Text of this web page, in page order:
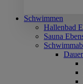
Schwimmen
Hallenbad
Sauna